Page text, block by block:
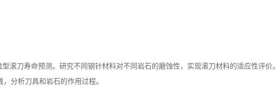
滚刀寿命预测。研究不同钢针材料对不同岩石的磨蚀性，实现滚刀材料的适应性评价。
分析刀具和岩石的作用过程。